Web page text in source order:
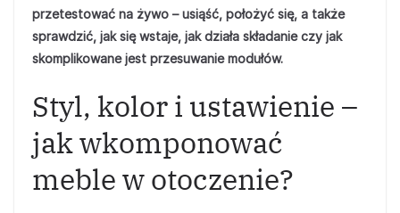
przetestować na żywo – usiąść, położyć się, a także
sprawdzić, jak się wstaje, jak działa składanie czy jak
skomplikowane jest przesuwanie modułów.
Styl, kolor i ustawienie –
jak wkomponować
meble w otoczenie?